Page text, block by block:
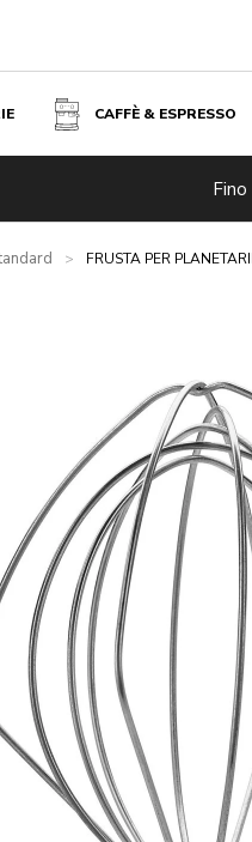
CAFFÈ & ESPRESSO
> FRUSTA PER